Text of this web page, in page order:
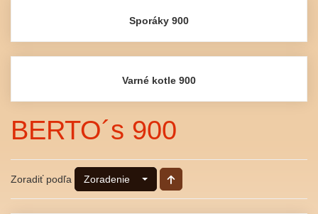
Sporáky 900
Varné kotle 900
BERTO´s 900
Zoradiť podľa Zoradenie